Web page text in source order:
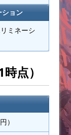
ョン
ミネーシ
点）
）